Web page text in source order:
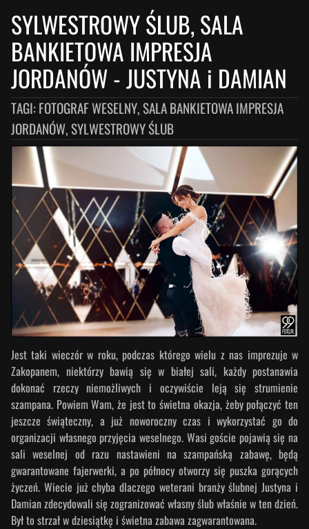
SYLWESTROWY ŚLUB, SALA
BANKIETOWA IMPRESJA
JORDANÓW-JUSTYNA i DAMIAN
TAGI:FOTOGRAF WESELNY, SALA BANKIETOWA IMPRESJA
JORDANÓW, SYLWESTROWY ŚLUB
Jest taki wieczór w roku, podczas którego wielu z nas imprezuje w
Zakopanem, niektórzy bawią się w białej sali, każdy postanawia
dokonać rzeczy niemożliwych i oczywiście leją się strumienie
szampana. Powiem Wam, że jest to świetna okazja, żeby połączyć ten
jeszcze świąteczny, a już noworoczny czas i wykorzystać go do
organizacji własnego przyjęcia weselnego. Wasi goście pojawią się na
sali weselnej od razu nastawieni na szampańską zabawę, będą
gwarantowane fajerwerki, a po północy otworzy się puszka gorących
życzeń. Wiecie już chyba dlaczego weterani branży ślubnej Justyna i
Damian zdecydowali się zogranizować własny ślub właśnie w ten dzień.
Był to strzał w dziesiątkę i świetna zabawa zagwarantowana.